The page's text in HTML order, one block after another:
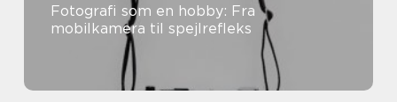
Fotografi som en hobby: Fra
mobilkamera til spejlrefleks